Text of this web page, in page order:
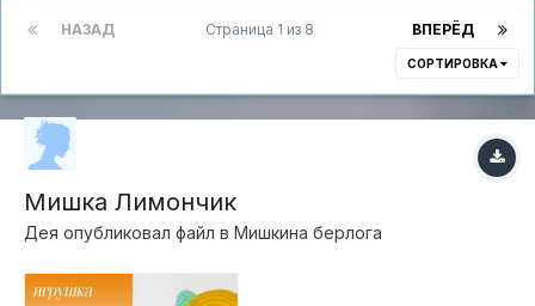
НАЗАД ВПЕРЁД
Страница 1 из 8
СОРТИРОВКА
Мишка Лимончик
Дея опубликовал файл в Мишкина берлога